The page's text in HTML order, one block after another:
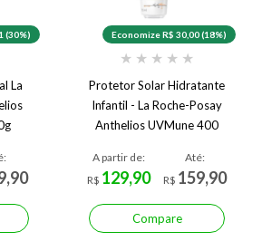
(30%)
La
Economize R$ 30,00 (18%)
★ ★ ★ ★ ★
Protetor Solar Hidratante
Infantil - La Roche-Posay
Anthelios UVMune 400
75ml
A partir de:
R$ 129,90
Até:
R$ 159,90
Compare